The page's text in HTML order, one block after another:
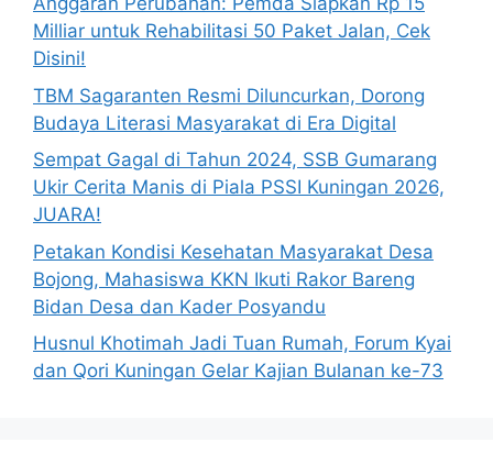
Milliar untuk Rehabilitasi 50 Paket Jalan, Cek
Disini!
TBM Sagaranten Resmi Diluncurkan, Dorong
Budaya Literasi Masyarakat di Era Digital
Sempat Gagal di Tahun 2024, SSB Gumarang
Ukir Cerita Manis di Piala PSSI Kuningan 2026,
JUARA!
Petakan Kondisi Kesehatan Masyarakat Desa
Bojong, Mahasiswa KKN Ikuti Rakor Bareng
Bidan Desa dan Kader Posyandu
Husnul Khotimah Jadi Tuan Rumah, Forum Kyai
dan Qori Kuningan Gelar Kajian Bulanan ke-73